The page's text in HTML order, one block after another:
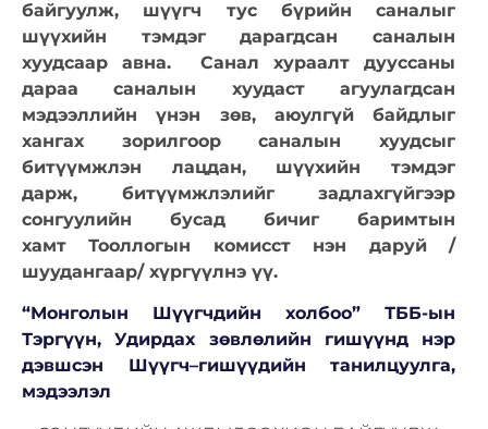
байгуулж, шүүгч тус бүрийн саналыг
шүүхийн тэмдэг дарагдсан саналын
хуудсаар авна. Санал хураалт дууссаны
дараа саналын хуудаст агуулагдсан
мэдээллийн үнэн зөв, аюулгүй байдлыг
хангах зорилгоор саналын хуудсыг
битүүмжлэн лацдан, шүүхийн тэмдэг
дарж, битүүмжлэлийг задлахгүйгээр
сонгуулийн бусад бичиг баримтын
хамт Тооллогын комисст нэн даруй /
шуудангаар/ хүргүүлнэ үү.
“Монголын Шүүгчдийн холбоо” ТББ-ын
Тэргүүн, Удирдах зөвлөлийн гишүүнд нэр
дэвшсэн Шүүгч–гишүүдийн танилцуулга,
мэдээлэл